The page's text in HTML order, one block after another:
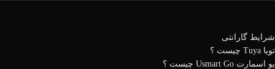
شرایط گارانتی
تویا Tuya چیست ؟
یو اسمارت Usmart Go چیست ؟